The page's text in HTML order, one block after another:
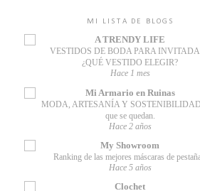
MI LISTA DE BLOGS
A TRENDY LIFE
VESTIDOS DE BODA PARA
¿QUÉ VESTIDO ELEGIR?
Hace 1 mes
Mi Armario en Ruinas
MODA, ARTESANÍA Y
que se quedan.
Hace 2 años
My Showroom
Ranking de las mejores máscaras de
Hace 5 años
Clochet